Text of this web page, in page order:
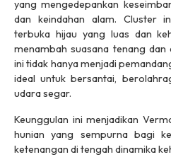
yang mengedepankan
dan keindahan alam. Cluster
terbuka hijau yang luas dan
menambah suasana tenang dan
ini tidak hanya menjadi
ideal untuk bersantai,
udara segar.
Keunggulan ini menjadikan
hunian yang sempurna bagi
ketenangan di tengah dinamika